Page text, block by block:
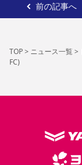
前の記事へ
TOP> ニュース一覧>
FC)